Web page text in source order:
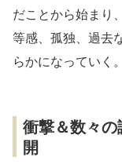
だことから始まり
等感、孤独、過去
らかになっていく。
衝撃＆数々
開